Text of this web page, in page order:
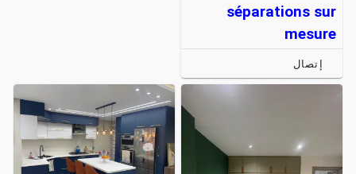
séparations sur
mesure
إتصال